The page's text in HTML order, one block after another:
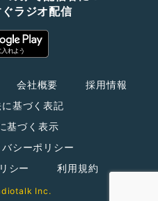
ラジオ配信
会社概要
採用情報
基づく表記
基づく表示
シーポリシー
シー
利用規約
Inc.